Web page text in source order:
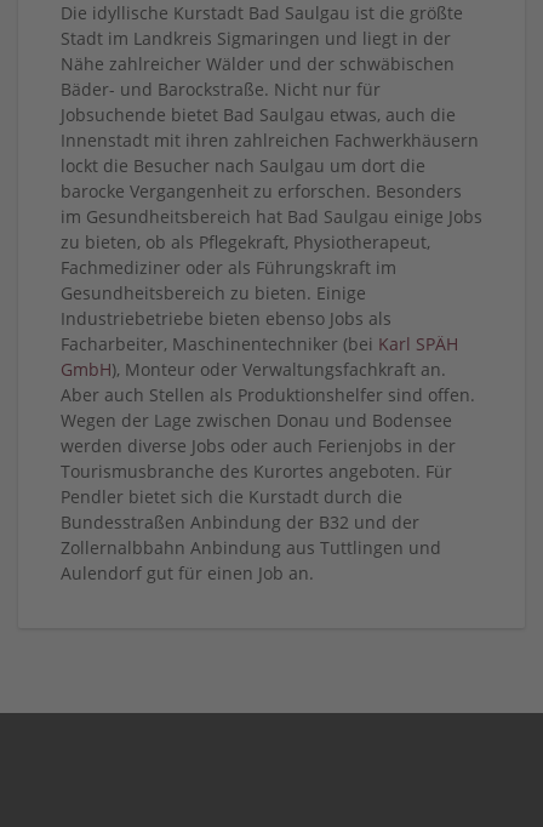
Die idyllische Kurstadt Bad Saulgau ist die größte
Stadt im Landkreis Sigmaringen und liegt in der
Nähe zahlreicher Wälder und der schwäbischen
Bäder- und Barockstraße. Nicht nur für
Jobsuchende bietet Bad Saulgau etwas, auch die
Innenstadt mit ihren zahlreichen Fachwerkhäusern
lockt die Besucher nach Saulgau um dort die
barocke Vergangenheit zu erforschen. Besonders
im Gesundheitsbereich hat Bad Saulgau einige Jobs
zu bieten, ob als Pflegekraft, Physiotherapeut,
Fachmediziner oder als Führungskraft im
Gesundheitsbereich zu bieten. Einige
Industriebetriebe bieten ebenso Jobs als
Facharbeiter, Maschinentechniker (bei Karl SPÄH
GmbH), Monteur oder Verwaltungsfachkraft an.
Aber auch Stellen als Produktionshelfer sind offen.
Wegen der Lage zwischen Donau und Bodensee
werden diverse Jobs oder auch Ferienjobs in der
Tourismusbranche des Kurortes angeboten. Für
Pendler bietet sich die Kurstadt durch die
Bundesstraßen Anbindung der B32 und der
Zollernalbbahn Anbindung aus Tuttlingen und
Aulendorf gut für einen Job an.